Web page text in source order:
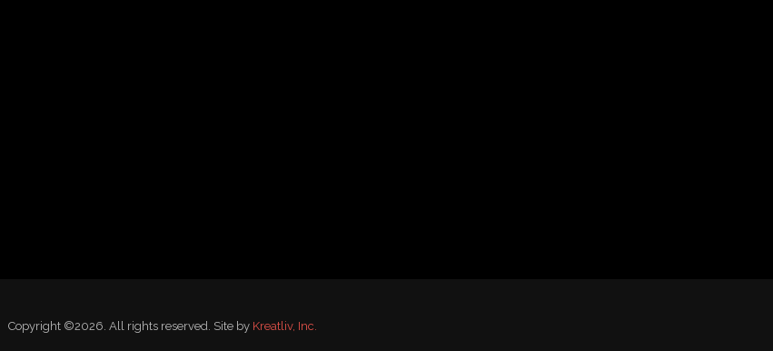
Copyright ©2026. All rights reserved. Site by Kreatliv, Inc.